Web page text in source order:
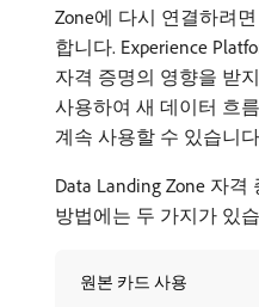
Zone에 다시 연결하려
합니다. Experience
자격 증명의 영향을 받
사용하여 새 데이터 흐
계속 사용할 수 있습니
Data Landing Zone 자
방법에는 두 가지가 있
원본 카드 사용